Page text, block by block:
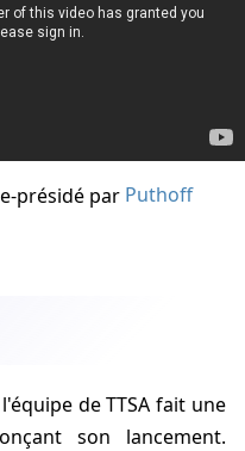
présidé par Puthoff
de TTSA fait une
son lancement.